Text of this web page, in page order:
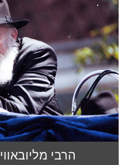
הרבי